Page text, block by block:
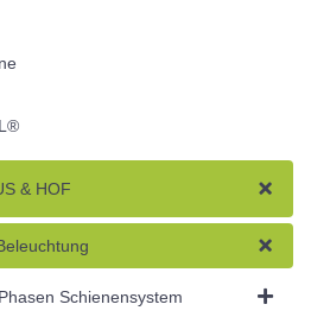
& HOF
Schienensystem